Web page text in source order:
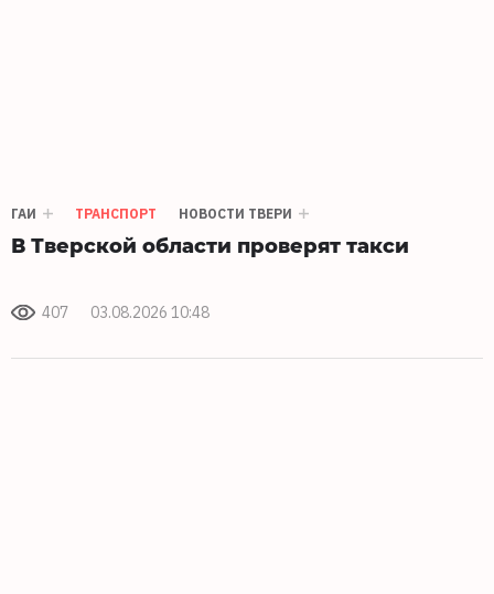
ГАИ ТРАНСПОРТ НОВОСТИ ТВЕРИ
В Тверской области проверят такси
407 03.08.2026 10:48